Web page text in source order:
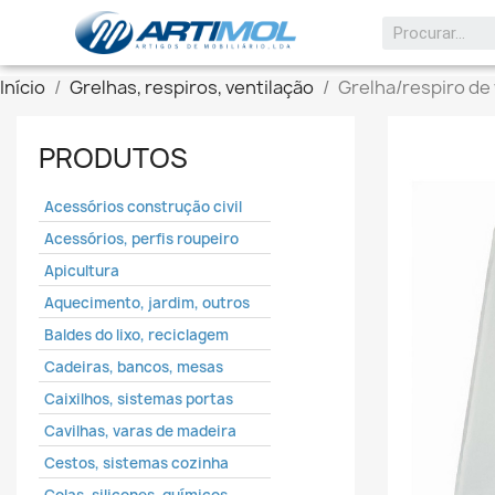
Início Grelhas, respiros, ventilação Grelha/respiro de
PRODUTOS
Acessórios construção civil
Acessórios, perfis roupeiro
Apicultura
Aquecimento, jardim, outros
Baldes do lixo, reciclagem
Cadeiras, bancos, mesas
Caixilhos, sistemas portas
Cavilhas, varas de madeira
Cestos, sistemas cozinha